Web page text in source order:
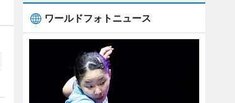
ワールドフォトニュース